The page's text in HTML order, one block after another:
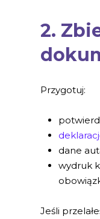
2.
Przygotuj:
dane
wydruk
Jeśli